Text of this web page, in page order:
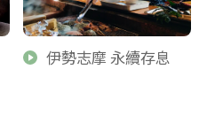
伊勢志摩 永續存息